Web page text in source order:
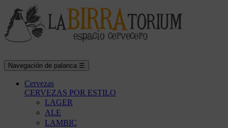
Navegación de palanca ☰
Cervezas
CERVEZAS POR ESTILO
LAGER
ALE
LAMBIC